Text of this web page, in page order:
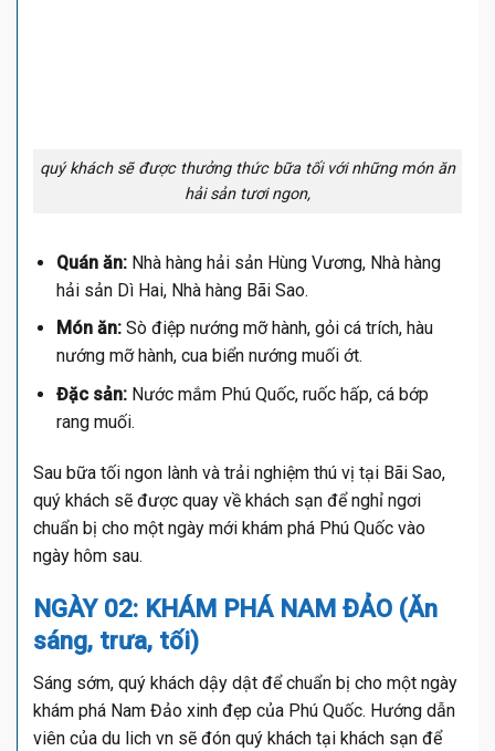
quý khách sẽ được thưởng thức bữa tối với những món ăn
hải sản tươi ngon,
Quán ăn:Nhà hàng hải sản Hùng Vương, Nhà hàng
hải sản Dì Hai, Nhà hàng Bãi Sao.
Món ăn:Sò điệp nướng mỡ hành, gỏi cá trích, hàu
nướng mỡ hành, cua biển nướng muối ớt.
Đặc sản:Nước mắm Phú Quốc, ruốc hấp, cá bớp
rang muối.
Sau bữa tối ngon lành và trải nghiệm thú vị tại Bãi Sao,
quý khách sẽ được quay về khách sạn để nghỉ ngơi
chuẩn bị cho một ngày mới khám phá Phú Quốc vào
ngày hôm sau.
NGÀY 02: KHÁM PHÁ NAM ĐẢO (Ăn
sáng, trưa, tối)
Sáng sớm, quý khách dậy dật để chuẩn bị cho một ngày
khám phá Nam Đảo xinh đẹp của Phú Quốc. Hướng dẫn
viên của du lich vn sẽ đón quý khách tại khách sạn để